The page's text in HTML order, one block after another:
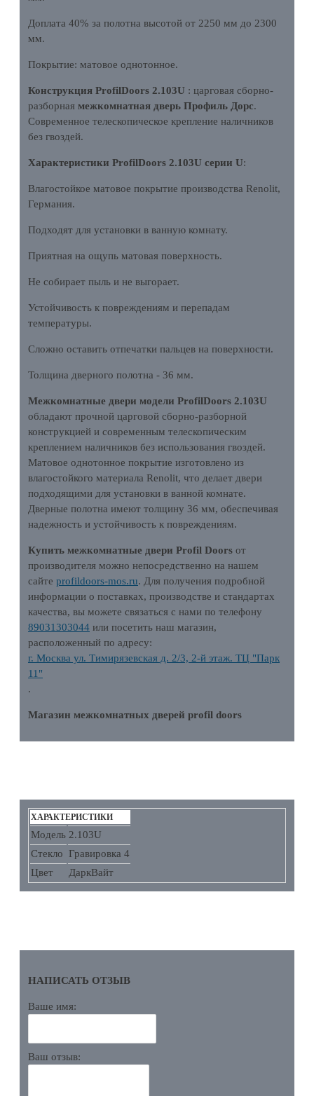
Доплата 40% за полотна высотой от 2250 мм до 2300
мм.
Покрытие: матовое однотонное.
Конструкция ProfilDoors 2.103U : царговая сборно-
разборная межкомнатная дверь Профиль Дорс.
Современное телескопическое крепление наличников
без гвоздей.
Характеристики ProfilDoors 2.103U серии U:
Влагостойкое матовое покрытие производства Renolit,
Германия.
Подходят для установки в ванную комнату.
Приятная на ощупь матовая поверхность.
Не собирает пыль и не выгорает.
Устойчивость к повреждениям и перепадам
температуры.
Сложно оставить отпечатки пальцев на поверхности.
Толщина дверного полотна - 36 мм.
Межкомнатные двери модели ProfilDoors 2.103U
обладают прочной царговой сборно-разборной
конструкцией и современным телескопическим
креплением наличников без использования гвоздей.
Матовое однотонное покрытие изготовлено из
влагостойкого материала Renolit, что делает двери
подходящими для установки в ванной комнате.
Дверные полотна имеют толщину 36 мм, обеспечивая
надежность и устойчивость к повреждениям.
Купить межкомнатные двери Profil Doors от
производителя можно непосредственно на нашем
сайте profildoors-mos.ru. Для получения подробной
информации о поставках, производстве и стандартах
качества, вы можете связаться с нами по телефону
89031303044 или посетить наш магазин,
расположенный по адресу:
г. Москва ул. Тимирязевская д. 2/3, 2-й этаж. ТЦ "Парк
11"
.
Магазин межкомнатных дверей profil doors
ХАРАКТЕРИСТИКИ
Модель 2.103U
Стекло
Гравировка 4
Цвет
ДаркВайт
НАПИСАТЬ ОТЗЫВ
Ваше имя:
Ваш отзыв: